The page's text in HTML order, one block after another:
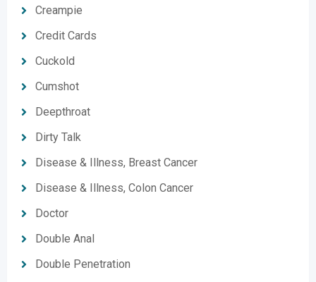
Creampie
Credit Cards
Cuckold
Cumshot
Deepthroat
Dirty Talk
Disease & Illness, Breast Cancer
Disease & Illness, Colon Cancer
Doctor
Double Anal
Double Penetration